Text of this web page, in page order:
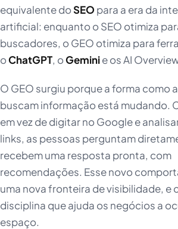
equivalente doSEO para a era da
artificial: enquanto o SEO otimiza
buscadores, o GEO otimiza para
oChatGPT, oGeminie os AI
O GEO surgiu porque a forma como
buscam informação está mudando.
em vez de digitar no Google e
links, as pessoas perguntam
recebem uma resposta pronta, com
recomendações. Esse novo
uma nova fronteira de visibilidade, e
disciplina que ajuda os negócios a
espaço.